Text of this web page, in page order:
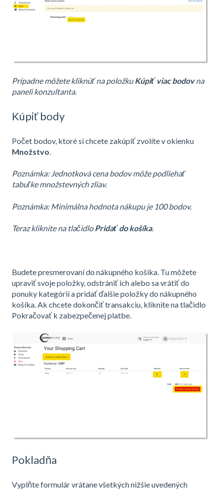
Prípadne môžete kliknúť na položkuKúpiť viac bodovna
paneli konzultanta.
Kúpiť body
Počet bodov, ktoré si chcete zakúpiť zvolíte v okienku
Množstvo
Poznámka: Jednotková cena bodov môže podliehať
tabuľke množstevných zliav.
Poznámka: Minimálna hodnota nákupu je 100 bodov.
Teraz kliknite na tlačidloPridať do košíka.
Budete presmerovaní do nákupného košíka. Tu môžete
upraviť svoje položky, odstrániť ich alebo sa vrátiť do
ponuky kategórií a pridať ďalšie položky do nákupného
košíka. Ak chcete dokončiť transakciu, kliknite na tlačidlo
Pokračovať k zabezpečenej platbe.
Pokladňa
Vyplňte formulár vrátane všetkých nižšie uvedených